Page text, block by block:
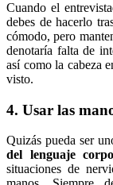
Cuando el
debes de hacerlo
cómodo, pero
denotaría falta de
así como la cabeza
visto.
4. Usar las
Quizás pueda ser
del lenguaje
situaciones de